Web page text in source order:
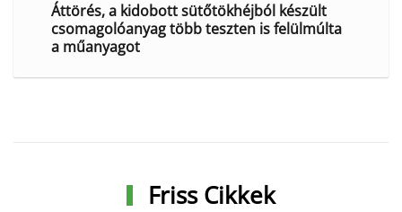
Áttörés, a kidobott sütőtökhéjból készült
csomagolóanyag több teszten is felülmúlta
a műanyagot
Friss Cikkek